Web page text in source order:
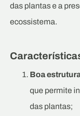
das plantas e a
ecossistema.
Boa
que permite
das plantas;